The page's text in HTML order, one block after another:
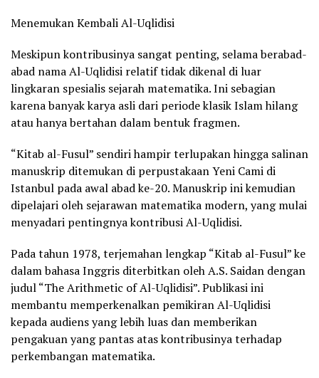
Menemukan Kembali Al-Uqlidisi
Meskipun kontribusinya sangat penting, selama berabad-
abad nama Al-Uqlidisi relatif tidak dikenal di luar
lingkaran spesialis sejarah matematika. Ini sebagian
karena banyak karya asli dari periode klasik Islam hilang
atau hanya bertahan dalam bentuk fragmen.
“Kitab al-Fusul” sendiri hampir terlupakan hingga salinan
manuskrip ditemukan di perpustakaan Yeni Cami di
Istanbul pada awal abad ke-20. Manuskrip ini kemudian
dipelajari oleh sejarawan matematika modern, yang mulai
menyadari pentingnya kontribusi Al-Uqlidisi.
Pada tahun 1978, terjemahan lengkap “Kitab al-Fusul” ke
dalam bahasa Inggris diterbitkan oleh A.S. Saidan dengan
judul “The Arithmetic of Al-Uqlidisi”. Publikasi ini
membantu memperkenalkan pemikiran Al-Uqlidisi
kepada audiens yang lebih luas dan memberikan
pengakuan yang pantas atas kontribusinya terhadap
perkembangan matematika.